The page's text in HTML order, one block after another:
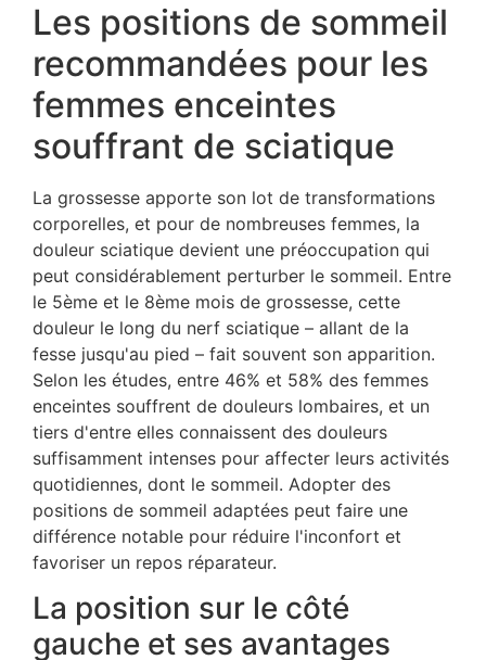
Les positions de sommeil
recommandées pour les
femmes enceintes
souffrant de sciatique
La grossesse apporte son lot de transformations
corporelles, et pour de nombreuses femmes, la
douleur sciatique devient une préoccupation qui
peut considérablement perturber le sommeil. Entre
le 5ème et le 8ème mois de grossesse, cette
douleur le long du nerf sciatique – allant de la
fesse jusqu'au pied – fait souvent son apparition.
Selon les études, entre 46% et 58% des femmes
enceintes souffrent de douleurs lombaires, et un
tiers d'entre elles connaissent des douleurs
suffisamment intenses pour affecter leurs activités
quotidiennes, dont le sommeil. Adopter des
positions de sommeil adaptées peut faire une
différence notable pour réduire l'inconfort et
favoriser un repos réparateur.
La position sur le côté
gauche et ses avantages